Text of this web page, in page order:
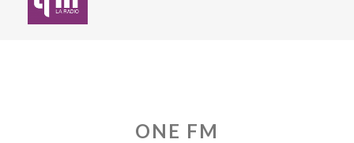
ONE FM